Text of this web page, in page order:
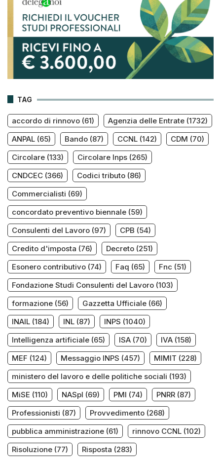
TAG
accordo di rinnovo (61) Agenzia delle Entrate (1732)
ANPAL (65) Bando (87) CCNL (142) CDM (70)
Circolare (133) Circolare Inps (265)
CNDCEC (366) Codici tributo (86)
Commercialisti (69)
concordato preventivo biennale (59)
Consulenti del Lavoro (97) CPB (54)
Credito d'imposta (76) Decreto (251)
Esonero contributivo (74) Faq (65) Fnc (51)
Fondazione Studi Consulenti del Lavoro (103)
formazione (56) Gazzetta Ufficiale (66)
INAIL (184) INL (87) INPS (1040)
Intelligenza artificiale (65) ISA (70) IVA (158)
MEF (124) Messaggio INPS (457) MIMIT (228)
ministero del lavoro e delle politiche sociali (193)
MiSE (110) NASpI (69) PMI (74) PNRR (87)
Professionisti (87) Provvedimento (268)
pubblica amministrazione (61) rinnovo CCNL (102)
Risoluzione (77) Risposta (283)